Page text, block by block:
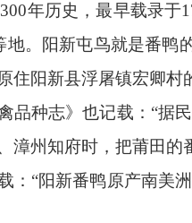
年历史，最早载录于
。阳新屯鸟就是番
住阳新县浮屠镇宏卿
种志》也记载：“据
州知府时，把莆田
“阳新番鸭原产南美